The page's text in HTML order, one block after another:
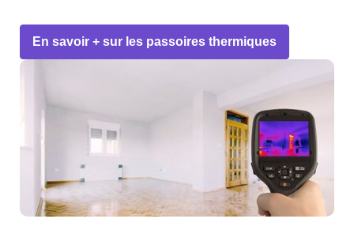
En savoir + sur les passoires thermiques